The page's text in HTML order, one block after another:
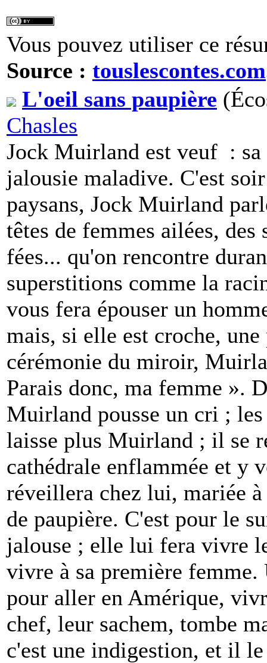
Vous pouvez utiliser ce
Source : touslescontes.com
L'oeil sans paupière
Chasles
Jock Muirland est veuf : sa
jalousie maladive. C'est
paysans, Jock Muirland
têtes de femmes ailées,
fées... qu'on rencontre
superstitions comme la
vous fera épouser un
mais, si elle est croche,
cérémonie du miroir,
Parais donc, ma femme ».
Muirland pousse un cri ;
laisse plus Muirland ; il se
cathédrale enflammée et y
réveillera chez lui, mariée
de paupière. C'est pour le
jalouse ; elle lui fera vivre
vivre à sa première
pour aller en Amérique,
chef, leur sachem, tombe
c'est une indigestion, et il